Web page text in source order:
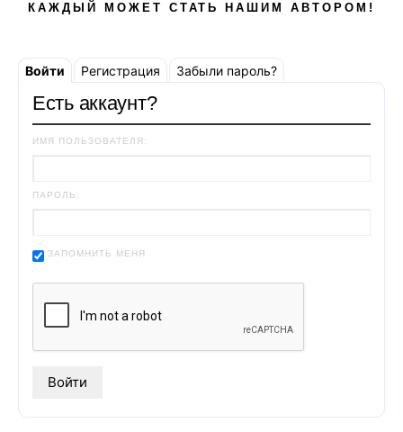
КАЖДЫЙ МОЖЕТ СТАТЬ НАШИМ АВТОРОМ!
Войти Регистрация Забыли пароль?
Есть аккаунт?
ИМЯ ПОЛЬЗОВАТЕЛЯ:
ПАРОЛЬ:
ЗАПОМНИТЬ МЕНЯ